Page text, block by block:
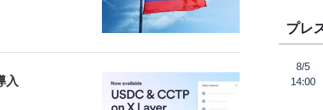
入
プレ
8/5
14:00